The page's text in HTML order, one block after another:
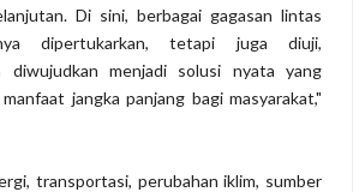
Di sini, berbagai gagasan lintas
dipertukarkan, tetapi juga diuji,
diwujudkan menjadi solusi nyata yang
jangka panjang bagi masyarakat,"
transportasi, perubahan iklim, sumber